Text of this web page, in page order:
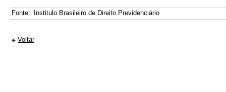
Fonte: Institulo Brasileiro de Direito Previdenciário
Voltar